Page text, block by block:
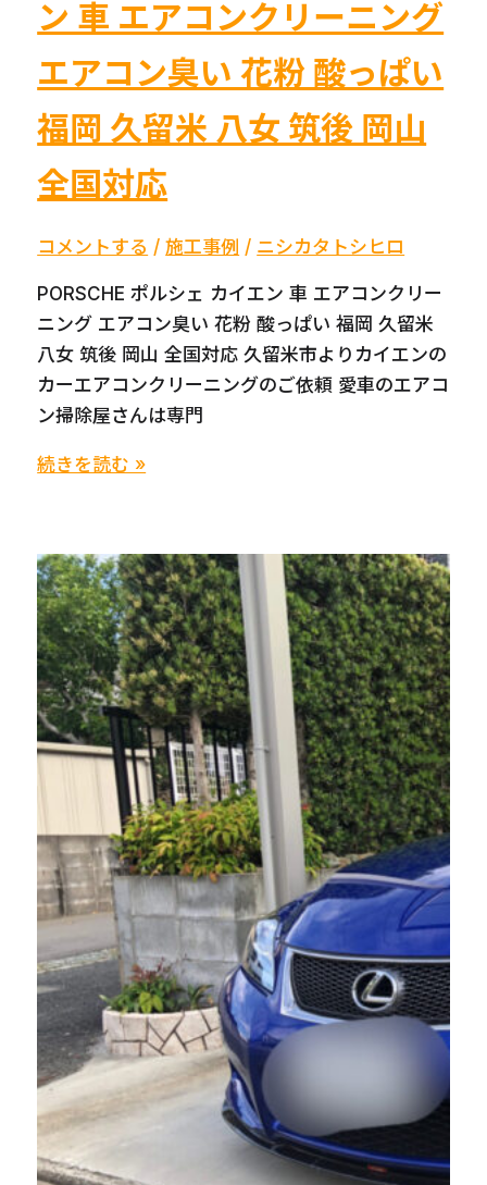
女
み
や
出
エ
コ
ン
リ
ー
ニ
グ
ン 車 エアコンクリーニング
エアコン臭い 花粉 酸っぱい
福岡 久留米 八女 筑後 岡山
全国対応
コメントする /施工事例 / ニシカタトシヒロ
PORSCHE ポルシェ カイエン 車 エアコンクリー
ニング エアコン臭い 花粉 酸っぱい 福岡 久留米
八女 筑後 岡山 全国対応 久留米市よりカイエンの
カーエアコンクリーニングのご依頼 愛車のエアコ
ン掃除屋さんは専門
PORSCHE
シ
ェ
カ
イ
エ
ン
車
コ
ン
ク
リ
ー
ニ
ン
グ
エ
コ
ン
続きを読む »